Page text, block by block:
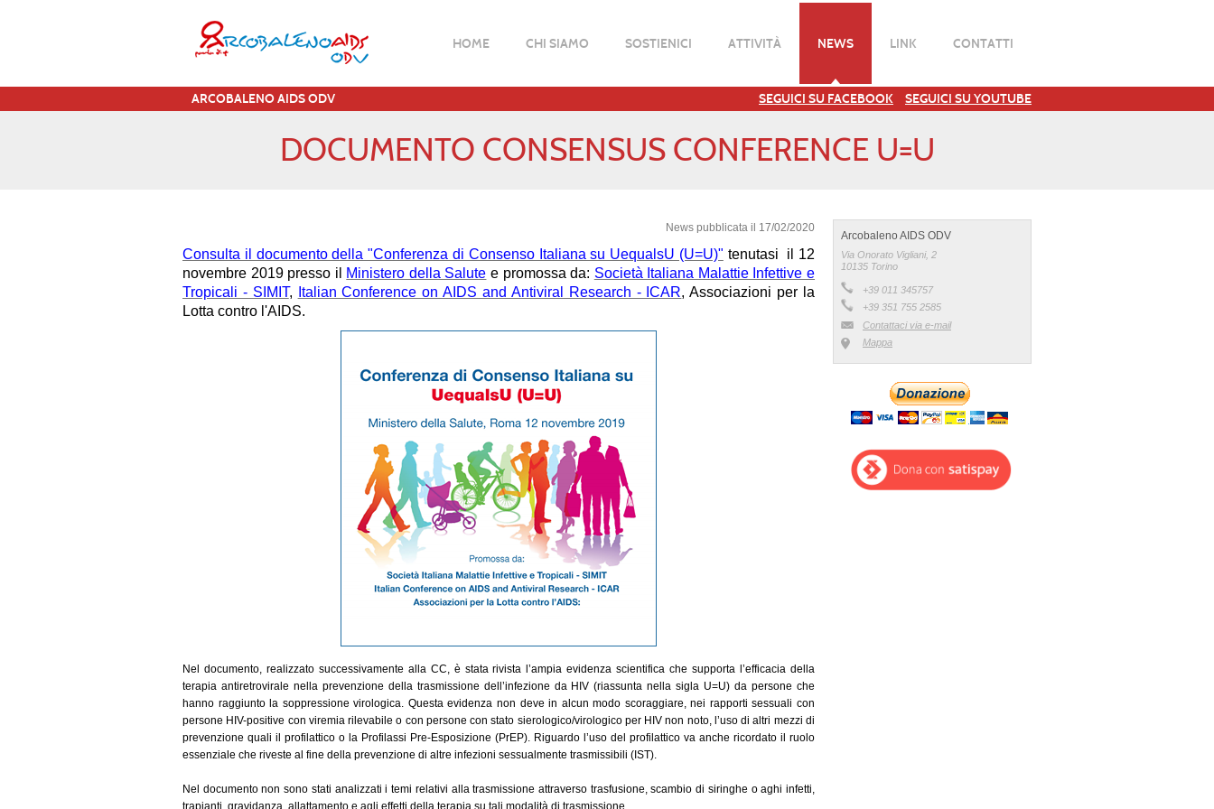
HOME CHI SIAMO SOSTIENICI ATTIVITÀ NEWS LINK CONTATTI
ARCOBALENO AIDS ODV SEGUICI SU FACEBOOK SEGUICI SU YOUTUBE
DOCUMENTO CONSENSUS CONFERENCE U=U
News pubblicata il 17/02/2020
Consulta il documento della "Conferenza di Consenso Italiana su UequalsU (U=U)" tenutasi il 12
novembre 2019 presso il
Ministero della Salute e promossa da: Società Italiana Malattie Infettive e
Tropicali - SIMIT, Italian Conference on AIDS and Antiviral Research - ICAR, Associazioni per la
Lotta contro l'AIDS.
Nel documento, realizzato successivamente alla CC, è stata rivista l’ampia evidenza scientifica che supporta l’efficacia della
terapia antiretrovirale nella prevenzione della trasmissione dell’infezione da HIV (riassunta nella sigla U=U) da persone che
hanno raggiunto la soppressione virologica. Questa evidenza non deve in alcun modo scoraggiare, nei rapporti sessuali con
persone HIV-positive con viremia rilevabile o con persone con stato sierologico/virologico per HIV non noto, l’uso di altri mezzi di
prevenzione quali il profilattico o la Profilassi Pre-Esposizione (PrEP). Riguardo l’uso del profilattico va anche ricordato il ruolo
essenziale che riveste al fine della prevenzione di altre infezioni sessualmente trasmissibili (IST).
Nel documento non sono stati analizzati i temi relativi alla trasmissione attraverso trasfusione, scambio di siringhe o aghi infetti,
trapianti, gravidanza, allattamento e agli effetti della terapia su tali modalità di trasmissione.
Arcobaleno AIDS ODV
Via Onorato Vigliani, 2
10135 Torino
+39 011 345757
+39 351 755 2585
Contattaci via e-mail
Mappa